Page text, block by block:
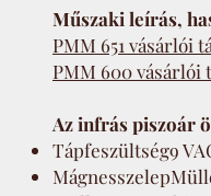
Műszaki leírás,
PMM 651 vásárlói
PMM 600 vásárlói
Az infrás piszoár
Tápfeszültség9